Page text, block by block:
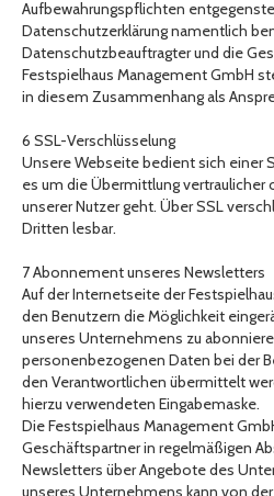
Aufbewahrungspflichten
Datenschutzerklärung namentlich
Datenschutzbeauftragter und die
Festspielhaus Management GmbH
in diesem Zusammenhang als
6 SSL-Verschlüsselung
Unsere Webseite bedient sich einer
es um die Übermittlung vertraulicher
unserer Nutzer geht. Über SSL
Dritten lesbar.
7 Abonnement unseres Newsletters
Auf der Internetseite der
den Benutzern die Möglichkeit
unseres Unternehmens zu
personenbezogenen Daten bei der
den Verantwortlichen übermittelt
hierzu verwendeten Eingabemaske.
Die Festspielhaus Management
Geschäftspartner in regelmäßigen
Newsletters über Angebote des
unseres Unternehmens kann von